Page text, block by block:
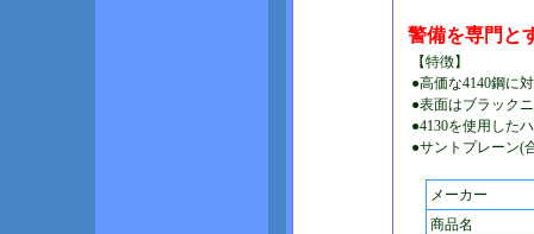
警備を専門と
【特徴】
●高価な4140鋼に
●表面はブラック
●4130を使用した
●サントプレーン(
メーカー
商品名